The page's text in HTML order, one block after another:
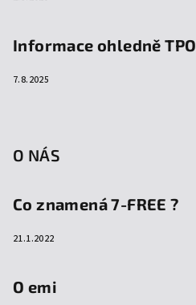
Informace ohledně TPO
7.8.2025
O NÁS
Co znamená 7-FREE ?
21.1.2022
O emi